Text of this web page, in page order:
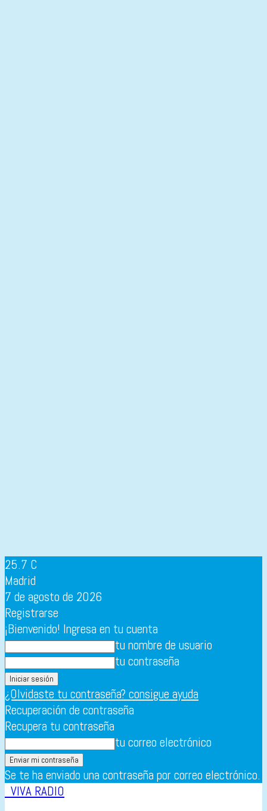
25.7 C
Madrid
7 de agosto de 2026
Registrarse
¡Bienvenido! Ingresa en tu cuenta
tu nombre de usuario
tu contraseña
¿Olvidaste tu contraseña? consigue ayuda
Recuperación de contraseña
Recupera tu contraseña
tu correo electrónico
Se te ha enviado una contraseña por correo electrónico.
VIVA RADIO